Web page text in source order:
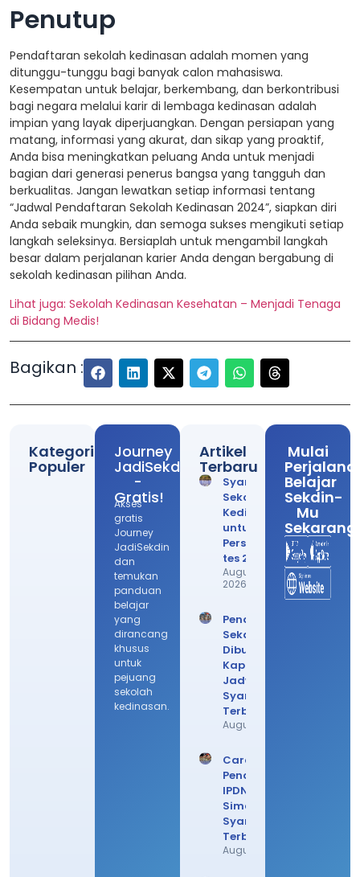
Penutup
Pendaftaran sekolah kedinasan adalah momen yang
ditunggu-tunggu bagi banyak calon mahasiswa.
Kesempatan untuk belajar, berkembang, dan berkontribusi
bagi negara melalui karir di lembaga kedinasan adalah
impian yang layak diperjuangkan. Dengan persiapan yang
matang, informasi yang akurat, dan sikap yang proaktif,
Anda bisa meningkatkan peluang Anda untuk menjadi
bagian dari generasi penerus bangsa yang tangguh dan
berkualitas. Jangan lewatkan setiap informasi tentang
“Jadwal Pendaftaran Sekolah Kedinasan 2024”, siapkan diri
Anda sebaik mungkin, dan semoga sukses mengikuti setiap
langkah seleksinya. Bersiaplah untuk mengambil langkah
besar dalam perjalanan karier Anda dengan bergabung di
sekolah kedinasan pilihan Anda.
Lihat juga: Sekolah Kedinasan Kesehatan – Menjadi Tenaga
di Bidang Medis!
Bagikan :
Kategori
Populer
Journey
JadiSekdin
-
Gratis!
Akses
gratis
Journey
JadiSekdin
dan
temukan
panduan
belajar
yang
dirancang
khusus
untuk
pejuang
sekolah
kedinasan.
Artikel
Terbaru
Syarat
Sekolah
Kedinasan
untuk
Persiapan
tes 2026!
August 6,
2026
Pendaftaran
Sekdin
Dibuka
Kapan? Cek
Jadwal
Syarat
Terbarunya
August 4, 2026
Cara Daftar
Pendaftaran
IPDN 2026,
Simak
Syarat
Terbarunya
August 3, 2026
Mulai
Belajar
Sekdin-
Mu
Sekarang